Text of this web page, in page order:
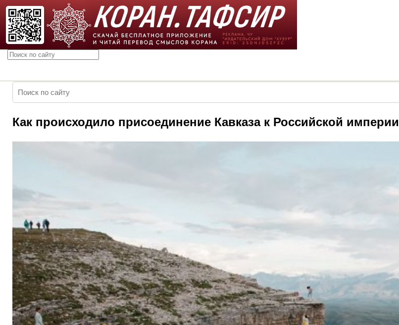
Как происходило присоединение Кавказа к Российской империи